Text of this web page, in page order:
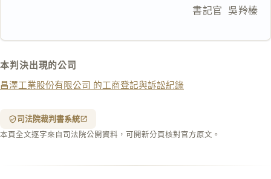
書記官  吳羚榛
本判決出現的公司
昌澤工業股份有限公司 的工商登記與訴訟紀錄
司法院裁判書系統
本頁全文逐字來自司法院公開資料，可開新分頁核對官方原文。